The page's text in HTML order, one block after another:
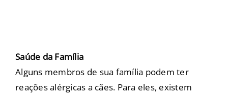
Saúde da Família
Alguns membros de sua família podem ter
reações alérgicas a cães. Para eles, existem